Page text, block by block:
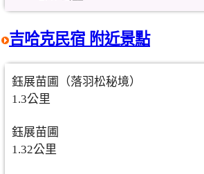
吉哈克民宿 附近景點
鈺展苗圃（落羽松秘境）
1.3公里
鈺展苗圃
1.32公里